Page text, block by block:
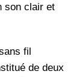
son clair et
fil
de deux